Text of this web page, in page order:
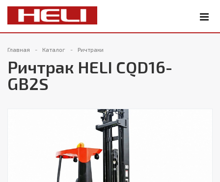
Главная Каталог Ричтраки
Ричтрак HELI CQD16-
GB2S